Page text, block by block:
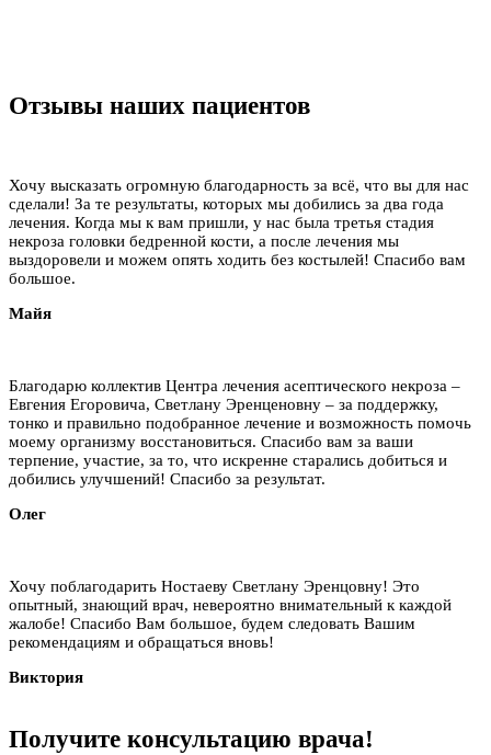
Отзывы наших пациентов
Хочу высказать огромную благодарность за всё, что вы для нас
сделали! За те результаты, которых мы добились за два года
лечения. Когда мы к вам пришли, у нас была третья стадия
некроза головки бедренной кости, а после лечения мы
выздоровели и можем опять ходить без костылей! Спасибо вам
большое.
Майя
Благодарю коллектив Центра лечения асептического некроза –
Евгения Егоровича, Светлану Эренценовну – за поддержку,
тонко и правильно подобранное лечение и возможность помочь
моему организму восстановиться. Спасибо вам за ваши
терпение, участие, за то, что искренне старались добиться и
добились улучшений! Спасибо за результат.
Олег
Хочу поблагодарить Ностаеву Светлану Эренцовну! Это
опытный, знающий врач, невероятно внимательный к каждой
жалобе! Спасибо Вам большое, будем следовать Вашим
рекомендациям и обращаться вновь!
Виктория
Получите консультацию врача!